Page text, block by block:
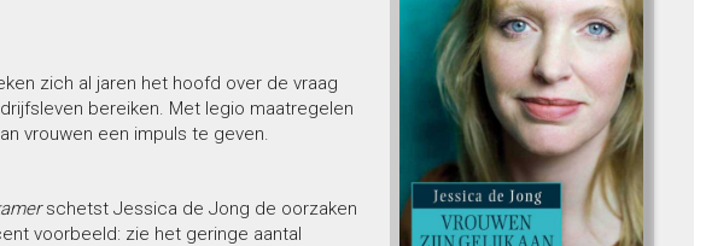
zich al jaren het hoofd over de vraag
bereiken. Met legio maatregelen
vrouwen een impuls te geven.
schetst Jessica de Jong de oorzaken
voorbeeld: zie het geringe aantal